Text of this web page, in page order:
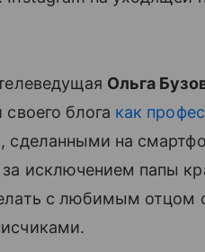
Ольга
своего блога как
сделанными на
исключением папы
с любимым отцом